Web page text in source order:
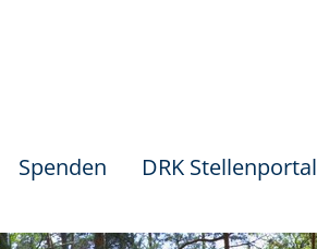
Spenden DRK Stellenportal